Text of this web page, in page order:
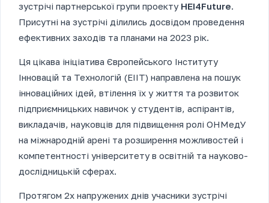
зустрічі партнерської групи проекту HEI4Future.
Присутні на зустрічі ділились досвідом проведення
ефективних заходів та планами на 2023 рік.
Ця цікава ініціатива Європейського Інституту
Інновацій та Технологій (EIIT) направлена на пошук
інноваційних ідей, втілення їх у життя та розвиток
підприємницьких навичок у студентів, аспірантів,
викладачів, науковців для підвищення ролі ОНМедУ
на міжнародній арені та розширення можливостей і
компетентності університету в освітній та науково-
дослідницькій сферах.
Протягом 2х напружених днів учасники зустрічі